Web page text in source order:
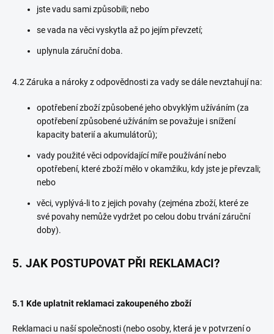
jste vadu sami způsobili; nebo
se vada na věci vyskytla až po jejím převzetí;
uplynula záruční doba.
4.2 Záruka a nároky z odpovědnosti za vady se dále nevztahují na:
opotřebení zboží způsobené jeho obvyklým užíváním (za
opotřebení způsobené užíváním se považuje i snížení
kapacity baterií a akumulátorů);
vady použité věci odpovídající míře používání nebo
opotřebení, které zboží mělo v okamžiku, kdy jste je převzali;
nebo
věci, vyplývá-li to z jejich povahy (zejména zboží, které ze
své povahy nemůže vydržet po celou dobu trvání záruční
doby).
5. JAK POSTUPOVAT PŘI REKLAMACI?
5.1 Kde uplatnit reklamaci zakoupeného zboží
Reklamaci u naší společnosti (nebo osoby, která je v potvrzení o